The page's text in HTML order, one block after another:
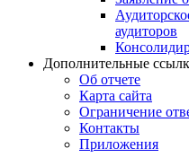
аудиторов
Дополнительные
Об отчете
Карта сайта
Ограничение
Контакты
Приложения